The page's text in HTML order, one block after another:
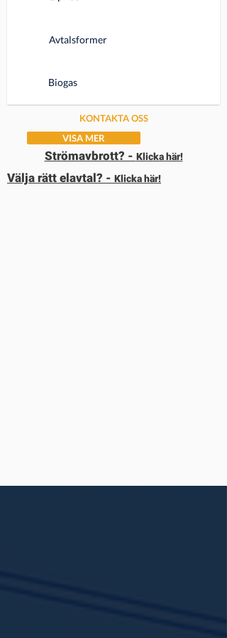
Avtalsformer
Biogas
VISA MER
KONTAKTA OSS
Strömavbrott? - Klicka här!
Välja rätt elavtal? - Klicka här!